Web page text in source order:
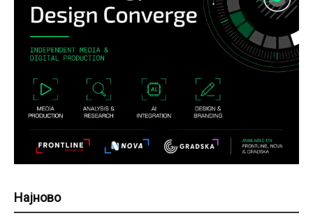
Најново